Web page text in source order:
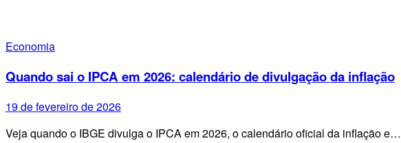
Economia
Quando sai o IPCA em 2026: calendário de divulgação da inflação
19 de fevereiro de 2026
Veja quando o IBGE divulga o IPCA em 2026, o calendário oficial da inflação e…